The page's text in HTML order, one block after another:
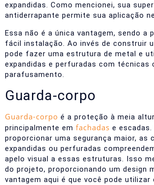
expandidas. Como mencionei, sua
antiderrapante permite sua aplicação
Essa não é a única vantagem, sendo a
fácil instalação. Ao invés de construir
pode fazer uma estrutura de metal e
expandidas e perfuradas com técnicas
parafusamento.
Guarda-corpo
Guarda-corpo é a proteção à meia
principalmente em fachadas e escadas.
proporcionar uma segurança maior, as
expandidas ou perfuradas
apelo visual a essas estruturas.
Isso
do projeto, proporcionando um design
vantagem aqui é que você pode utilizar